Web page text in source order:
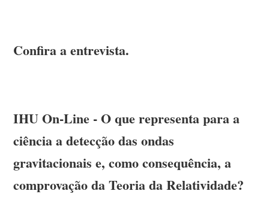
Confira a entrevista.
IHU On-Line - O que representa para a
ciência a detecção das ondas
gravitacionais e, como consequência, a
comprovação da Teoria da Relatividade?